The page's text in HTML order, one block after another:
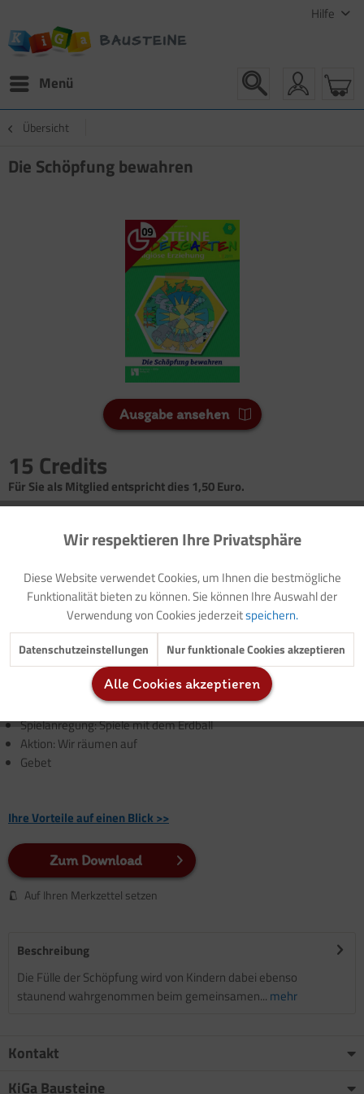
Hilfe
Menü
Übersicht
Die Schöpfung bewahren
Ausgabe ansehen
15 Credits
Für Sie als Mitglied entspricht dies 1,50 Euro.
Vorwort: Thematische Einführung (mit Modellzielen und
Buchtipp)
Impuls: Schöpfung
Vorlage: Elternbrief
Geschichte als Gesprächsanregung: Fahrräder stinken nicht
Gesprächsanregung: Wir zeigen die rote Karte
Spielanregung: Spiele mit dem Erdball
Aktion: Wir räumen auf
Gebet
Ihre Vorteile auf einen Blick >>
Zum Download
Auf Ihren Merkzettel setzen
Beschreibung
Die Fülle der Schöpfung wird von Kindern dabei ebenso
staunend wahrgenommen beim gemeinsamen... mehr
Kontakt
KiGa Bausteine
Funktionale Aktiv
Marketing Inaktiv
Tracking Inaktiv
Inaktiv
Wir respektieren Ihre Privatsphäre
Diese Website verwendet Cookies, um Ihnen die bestmögliche
Funktionalität bieten zu können. Sie können Ihre Auswahl der
Verwendung von Cookies jederzeitspeichern.
Datenschutzeinstellungen Nur funktionale Cookies akzeptieren
Alle Cookies akzeptieren